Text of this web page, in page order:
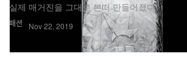
패션
실제 매거진을 그대로 본떠 만들어졌다.
Nov 22, 2019